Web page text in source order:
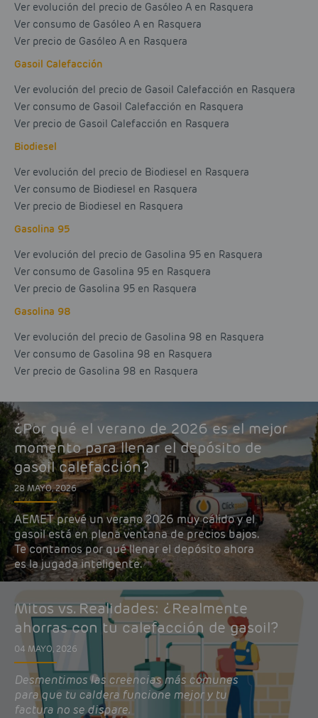
Ver evolución del precio de Gasóleo A en Rasquera
Ver consumo de Gasóleo A en Rasquera
Ver precio de Gasóleo A en Rasquera
Gasoil Calefacción
Ver evolución del precio de Gasoil Calefacción en Rasquera
Ver consumo de Gasoil Calefacción en Rasquera
Ver precio de Gasoil Calefacción en Rasquera
Biodiesel
Ver evolución del precio de Biodiesel en Rasquera
Ver consumo de Biodiesel en Rasquera
Ver precio de Biodiesel en Rasquera
Gasolina 95
Ver evolución del precio de Gasolina 95 en Rasquera
Ver consumo de Gasolina 95 en Rasquera
Ver precio de Gasolina 95 en Rasquera
Gasolina 98
Ver evolución del precio de Gasolina 98 en Rasquera
Ver consumo de Gasolina 98 en Rasquera
Ver precio de Gasolina 98 en Rasquera
¿Por qué el verano de 2026 es el mejor
momento para llenar el depósito de
gasoil calefacción?
28 MAYO, 2026
AEMET prevé un verano 2026 muy cálido y el
gasoil está en plena ventana de precios bajos.
Te contamos por qué llenar el depósito ahora
es la jugada inteligente.
Mitos vs. Realidades: ¿Realmente
ahorras con tu calefacción de gasoil?
04 MAYO, 2026
Desmentimos las creencias más comunes
para que tu caldera funcione mejor y tu
factura no se dispare.